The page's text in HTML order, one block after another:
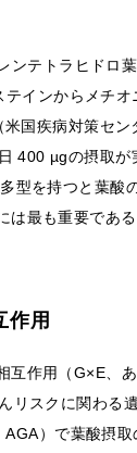
テトラヒドロ
インからメチ
米国疾病対策セ
400 µgの摂取が
型を持つと葉酸
最も重要であ
作用
互作用（G×E、
リスクに関わる
）で葉酸摂